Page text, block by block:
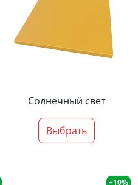
Солнечный свет
Выбрать
+10%